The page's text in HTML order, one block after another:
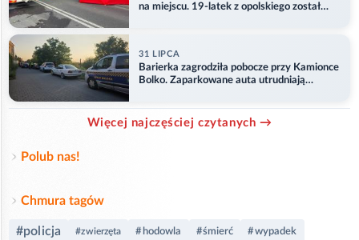
na miejscu. 19-latek z opolskiego został
31 LIPCA
Barierka zagrodziła pobocze przy Kamionce
Bolko. Zaparkowane auta utrudniają
Więcej najczęściej czytanych →
Polub nas!
Chmura tagów
#policja #zwierzęta #hodowla #śmierć #wypadek